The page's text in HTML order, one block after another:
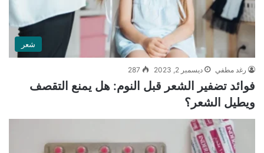
شعر
رغد مطفي ديسمبر 2, 2023 287
فوائد تضفير الشعر قبل النوم: هل يمنع التقصف
ويطيل الشعر؟